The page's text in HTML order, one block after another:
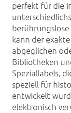
perfekt für die
berührungslose
kann der
abgeglichen
Bibliotheken
Speziallabels,
speziell für
entwickelt
elektronisch